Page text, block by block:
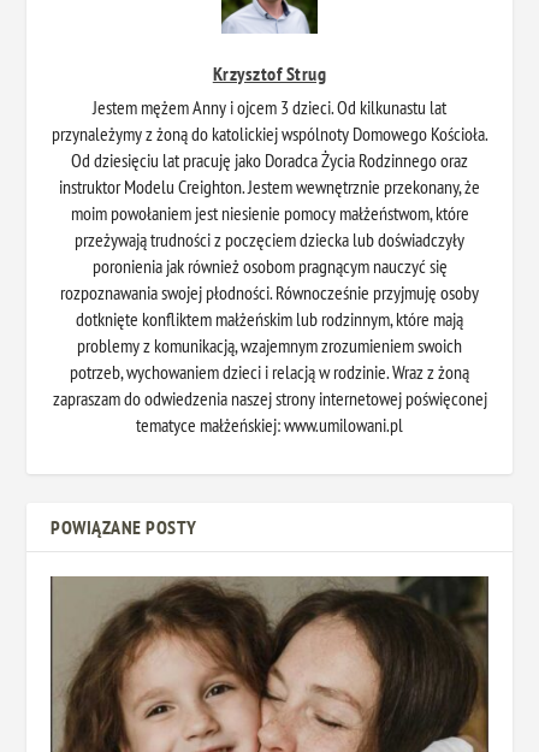
Krzysztof Strug
Jestem mężem Anny i ojcem 3 dzieci. Od kilkunastu lat
przynależymy z żoną do katolickiej wspólnoty Domowego Kościoła.
Od dziesięciu lat pracuję jako Doradca Życia Rodzinnego oraz
instruktor Modelu Creighton. Jestem wewnętrznie przekonany, że
moim powołaniem jest niesienie pomocy małżeństwom, które
przeżywają trudności z poczęciem dziecka lub doświadczyły
poronienia jak również osobom pragnącym nauczyć się
rozpoznawania swojej płodności. Równocześnie przyjmuję osoby
dotknięte konfliktem małżeńskim lub rodzinnym, które mają
problemy z komunikacją, wzajemnym zrozumieniem swoich
potrzeb, wychowaniem dzieci i relacją w rodzinie. Wraz z żoną
zapraszam do odwiedzenia naszej strony internetowej poświęconej
tematyce małżeńskiej: www.umilowani.pl
POWIĄZANE POSTY